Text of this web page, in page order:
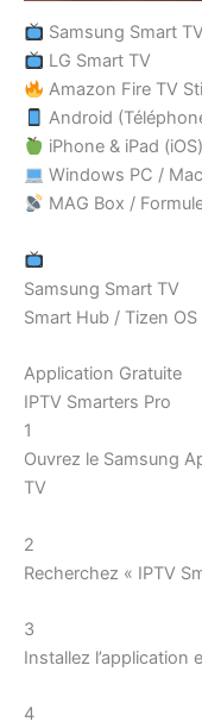
Samsung Smart
LG Smart TV
Amazon Fire TV
Android
iPhone & iPad (iOS)
Windows PC / Mac
MAG Box /
Samsung Smart TV
Smart Hub / Tizen OS
Application Gratuite
IPTV Smarters Pro
1
Ouvrez le Samsung
TV
2
Recherchez « IPTV
3
Installez l’application
4